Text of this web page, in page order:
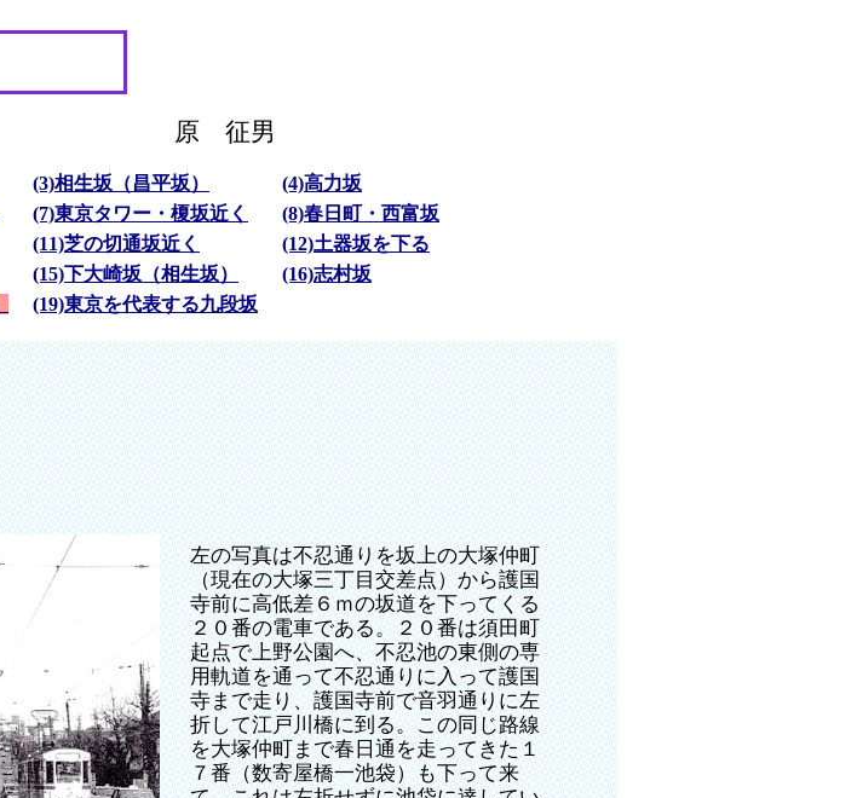
原 征男
(3)相生坂（昌平坂）
(4)高力坂
(7)東京タワー・榎坂近く
(8)春日町・西富坂
(11)芝の切通坂近く
(12)土器坂を下る
(15)下大崎坂（相生坂）
(16)志村坂
(19)東京を代表する九段坂
左の写真は不忍通りを坂上の大塚仲町
（現在の大塚三丁目交差点）から護国
寺前に高低差６ｍの坂道を下ってくる
２０番の電車である。２０番は須田町
起点で上野公園へ、不忍池の東側の専
用軌道を通って不忍通りに入って護国
寺まで走り、護国寺前で音羽通りに左
折して江戸川橋に到る。この同じ路線
を大塚仲町まで春日通を走ってきた１
７番（数寄屋橋一池袋）も下って来